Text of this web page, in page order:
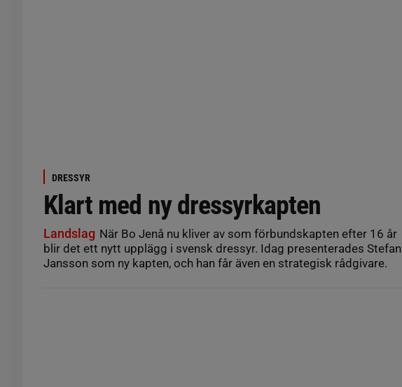
DRESSYR
Klart med ny dressyrkapten
Landslag När Bo Jenå nu kliver av som förbundskapten efter 16 år
blir det ett nytt upplägg i svensk dressyr. Idag presenterades Stefan
Jansson som ny kapten, och han får även en strategisk rådgivare.